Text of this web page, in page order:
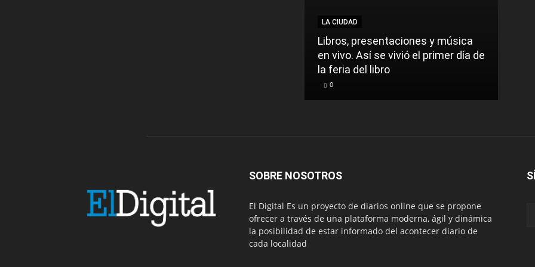
LA CIUDAD
Libros, presentaciones y música
en vivo. Así se vivió el primer día de
la feria del libro
0
SOBRE NOSOTROS
El Digital Es un proyecto de diarios online que se propone
ofrecer a través de una plataforma moderna, ágil y dinámica
la posibilidad de estar informado del acontecer diario de
cada localidad